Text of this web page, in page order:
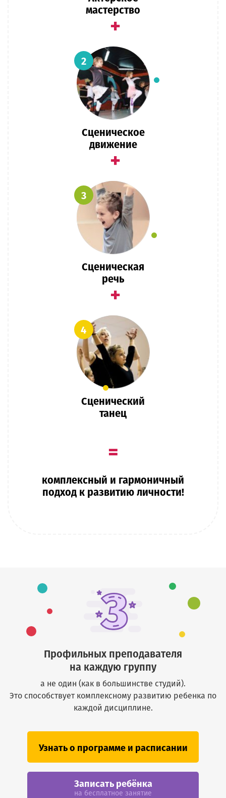
мастерство
+
2
Сценическое
движение
+
3
Сценическая
речь
+
4
Сценический
танец
=
комплексный и гармоничный
подход к развитию личности!
Профильных преподавателя
на каждую группу
а не один (как в большинстве студий).
Это способствует комплексному развитию ребенка по
каждой дисциплине.
Узнать о программе и расписании
Записать ребёнка
на бесплатное занятие